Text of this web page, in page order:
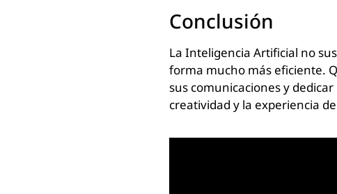
Conclusión
La Inteligencia Artificial no
forma mucho más eficiente.
sus comunicaciones y
creatividad y la experiencia